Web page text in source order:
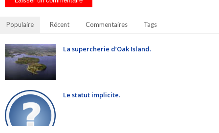
Populaire Récent Commentaires Tags
La supercherie d’Oak Island.
Le statut implicite.